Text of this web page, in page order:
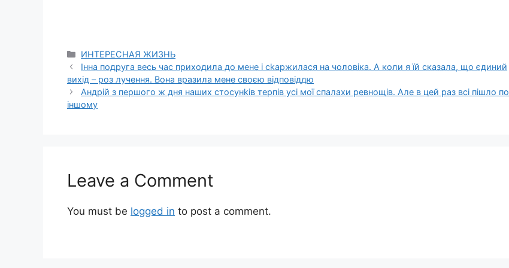
Categories
ИНТЕРЕСНАЯ ЖИЗНЬ
Інна подруга весь час приходила до мене і сkаржилася на чоловіка. А коли я їй сказала, що єдиний
вихід – роз лучення. Вона вразила мене своєю відповіддю
Андрій з першого ж дня наших стосунkів терпів усі мої спалахи ревнощів. Але в цей раз всі пішло по
іншому
Leave a Comment
You must be logged in to post a comment.